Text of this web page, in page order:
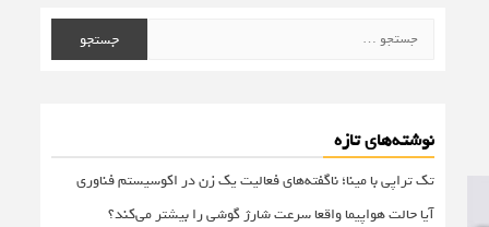
برای:
نوشته‌های تازه
تک تراپی با مینا؛ ناگفته‌های فعالیت یک زن در اکوسیستم فناوری
آیا حالت هواپیما واقعا سرعت شارژ گوشی را بیشتر می‌کند؟